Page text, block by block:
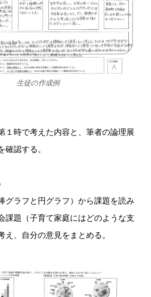
生徒の作成例
１時で考えた内容と、筆者の論理展
確認する。
グラフと円グラフ）から課題を読み
課題（子育て家庭にはどのような支
え、自分の意見をまとめる。